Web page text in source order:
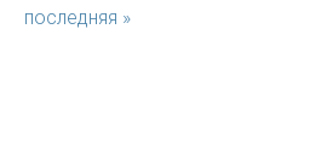
последняя »